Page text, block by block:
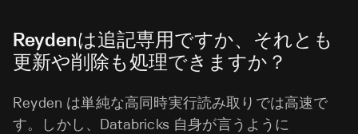
Reydenは追記専用ですか、それとも
更新や削除も処理できますか？
Reyden は単純な高同時実行読み取りでは高速で
す。しかし、Databricks 自身が言うように